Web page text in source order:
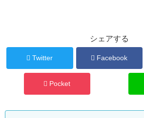
シェアする
Twitter Facebook
Pocket